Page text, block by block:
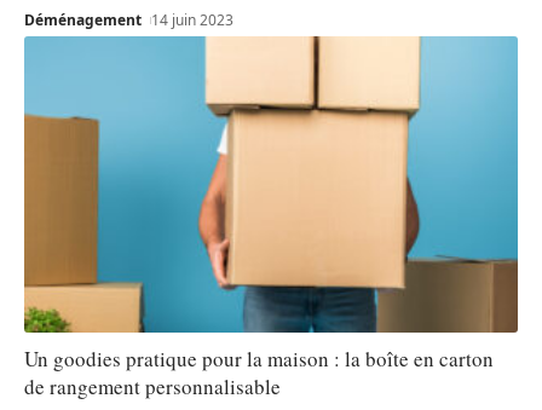
Déménagement 14 juin 2023
Un goodies pratique pour la maison : la boîte en carton
de rangement personnalisable